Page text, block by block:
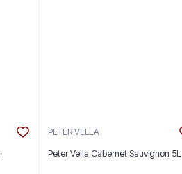
PETER VELLA
Peter Vella Cabernet Sauvignon 5L